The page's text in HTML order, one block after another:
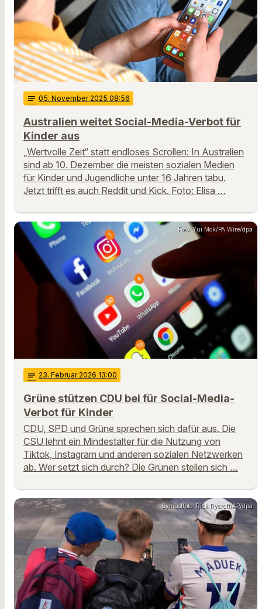
notes 05. November 2025 08:56
Australien weitet Social-Media-Verbot für
Kinder aus
„Wertvolle Zeit“ statt endloses Scrollen: In Australien
sind ab 10. Dezember die meisten sozialen Medien
für Kinder und Jugendliche unter 16 Jahren tabu.
Jetzt trifft es auch Reddit und Kick. Foto: Elisa …
Foto: Yui Mok/PA Wire/dpa
notes 23. Februar 2026 13:00
Grüne stützen CDU bei für Social-Media-
Verbot für Kinder
CDU, SPD und Grüne sprechen sich dafür aus. Die
CSU lehnt ein Mindestalter für die Nutzung von
Tiktok, Instagram und anderen sozialen Netzwerken
ab. Wer setzt sich durch? Die Grünen stellen sich …
Symbolfoto: Rick Rycroft/AP/dpa